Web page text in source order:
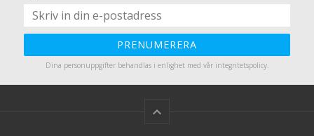
PRENUMERERA
Dina personuppgifter behandlas i enlighet med vår integritetspolicy.
keyboard_arrow_up